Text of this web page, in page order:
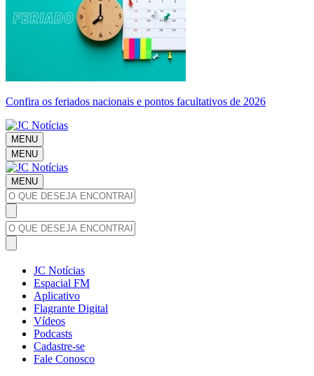
Confira os feriados nacionais e pontos facultativos de 2026
MENU
MENU
MENU
JC Notícias
Espacial FM
Aplicativo
Flagrante Digital
Vídeos
Podcasts
Cadastre-se
Fale Conosco